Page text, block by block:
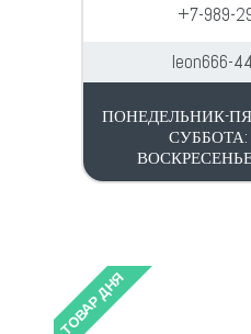
+7-989-
leon666-
ПОНЕДЕЛЬНИК-
СУББОТА: